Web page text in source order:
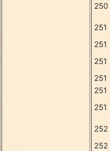
250
251
251
251
251
251
251
252
252